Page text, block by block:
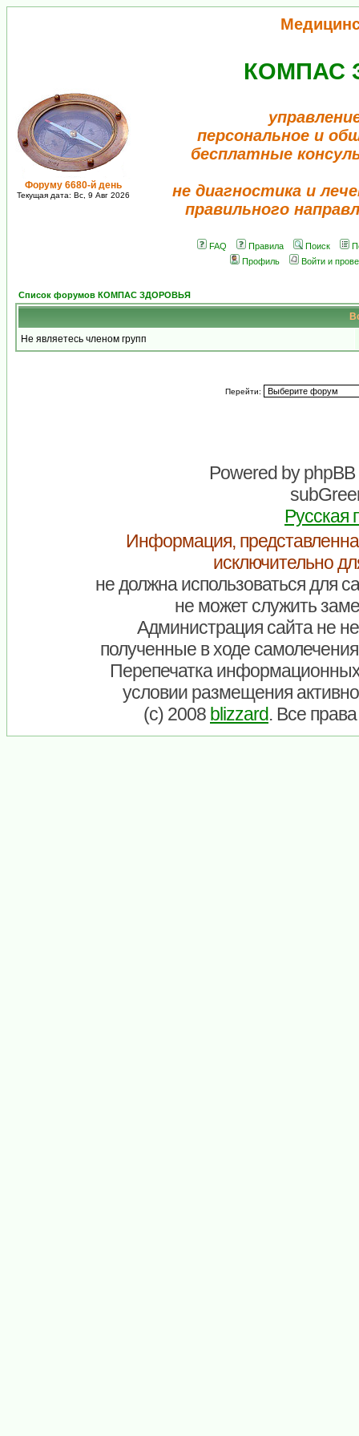
Форуму 6680-й день
Текущая дата: Вс, 9 Авг 2026
КОМПАС
персональное и
бесплатные
не диагностика и
правильного
FAQ Правила Поиск
Профиль
Войти и
Список форумов КОМПАС ЗДОРОВЬЯ
Не являетесь членом групп
Перейти:
Powered byphpBB
Русская
Информация,
исключительно
не должна использоваться для
не может служить
Администрация сайта не
полученные в ходе
Перепечатка
условии размещения
(c) 2008 blizzard. Все